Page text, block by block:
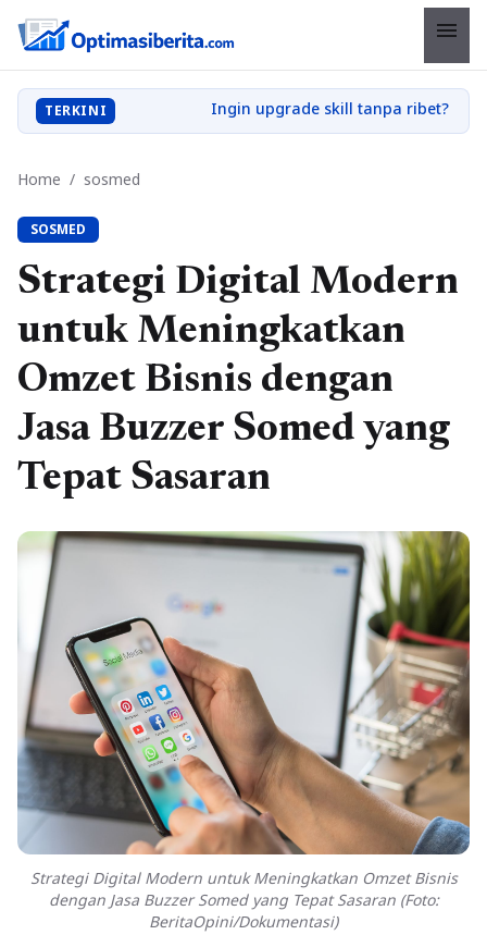
menu
TERKINI
Home / sosmed
SOSMED
Strategi Digital Modern
untuk Meningkatkan
Omzet Bisnis dengan
Jasa Buzzer Somed yang
Tepat Sasaran
Strategi Digital Modern untuk Meningkatkan Omzet Bisnis
dengan Jasa Buzzer Somed yang Tepat Sasaran (Foto:
BeritaOpini/Dokumentasi)